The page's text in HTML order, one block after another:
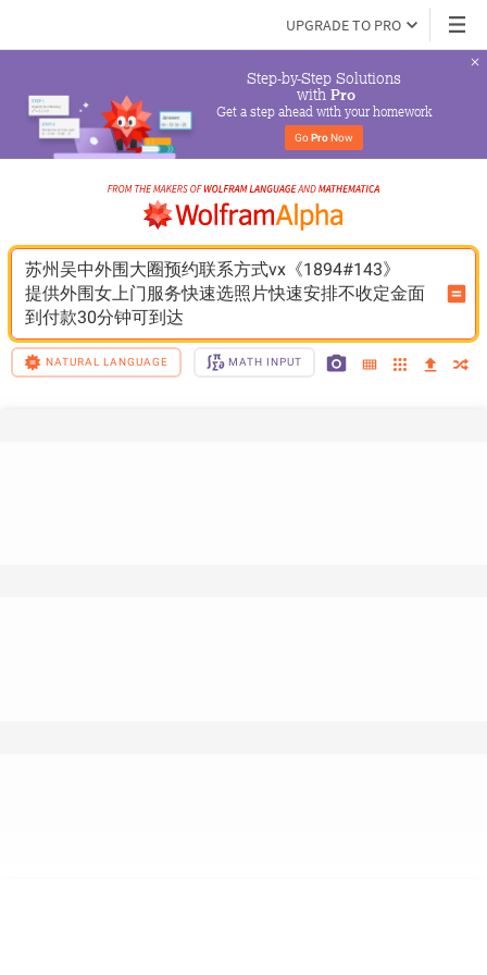
UPGRADE TO PRO
Step-by-Step Solutions
with Pro
Get a step ahead with your homework
Go Pro Now
苏州吴中外围大圈预约联系方式vx《1894#143》
提供外围女上门服务快速选照片快速安排不收定金面
到付款30分钟可到达
NATURAL LANGUAGE MATH INPUT